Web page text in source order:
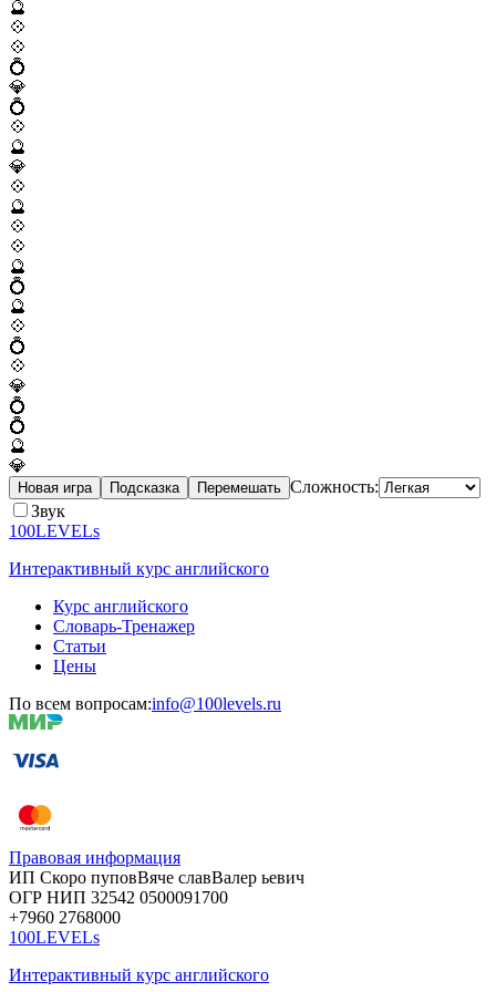
🔮
💠
💠
💍
💎
💍
💠
🔮
💎
💠
🔮
💠
💠
🔮
💍
🔮
💠
💍
💠
💎
💍
💍
🔮
💎
Новая игра Подсказка Перемешать Сложность:
Звук
100LEVELs
Интерактивный курс английского
Курс английского
Словарь-Тренажер
Статьи
Цены
По всем вопросам:info@100levels.ru
Правовая информация
ИП Скоро пуповВяче славВалер ьевич
ОГР НИП 32542 0500091700
+7960 2768000
100LEVELs
Интерактивный курс английского